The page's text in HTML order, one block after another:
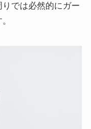
では必然的にガー